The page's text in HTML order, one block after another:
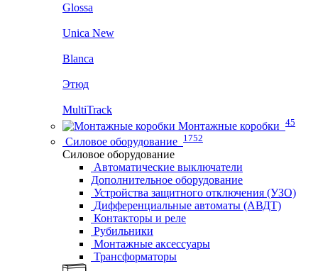
Glossa
Unica New
Blanca
Этюд
MultiTrack
Монтажные коробки 45
Силовое оборудование 1752
Силовое оборудование
Автоматические выключатели
Дополнительное оборудование
Устройства защитного отключения (УЗО)
Дифференциальные автоматы (АВДТ)
Контакторы и реле
Рубильники
Монтажные аксессуары
Трансформаторы